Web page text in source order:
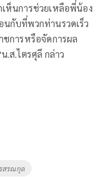
ห็นการช่วยเหลือพี่น้อง
นกับที่พวกท่านรวดเร็ว
ชการหรือจัดการผล
.ส.ไตรศุลี กล่าว
สรณกุล